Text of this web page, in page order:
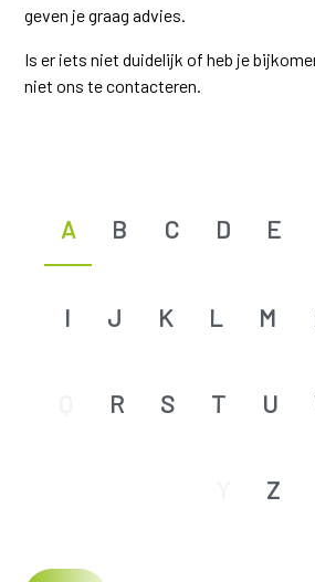
geven je graag advies.
Is er iets niet duidelijk of heb je
niet ons te contacteren.
A B C D E
I J K L M
R S T U
Z